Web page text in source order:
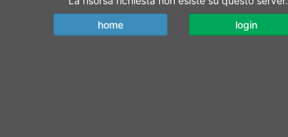
home
login